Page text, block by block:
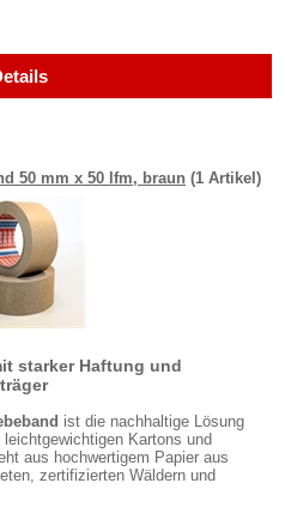
50 mm x 50 lfm, braun (1 Artikel)
starker Haftung und
ist die nachhaltige Lösung
Kartons und
aus hochwertigem Papier aus
zertifizierten Wäldern und